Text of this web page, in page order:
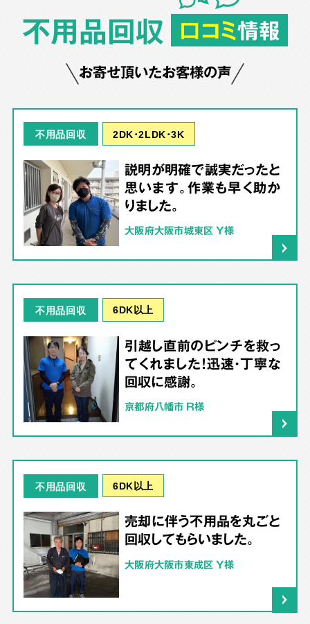
不用品回収 口コミ情報
お寄せ頂いたお客様の声
不用品回収 2DK･2LDK･3K
説明が明確で誠実だったと
思います。作業も早く助か
りました。
大阪府大阪市城東区 Y様
不用品回収 6DK以上
引越し直前のピンチを救っ
てくれました！迅速・丁寧な
回収に感謝。
京都府八幡市 R様
不用品回収 6DK以上
売却に伴う不用品を丸ごと
回収してもらいました。
大阪府大阪市東成区 Y様